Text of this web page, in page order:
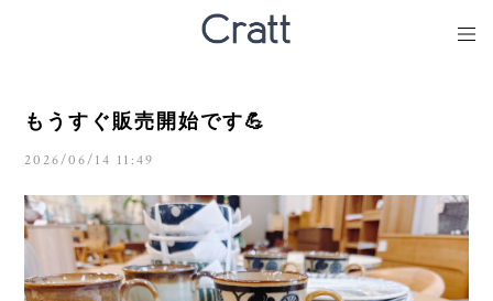
もうすぐ販売開始です💪
2026/06/14 11:49